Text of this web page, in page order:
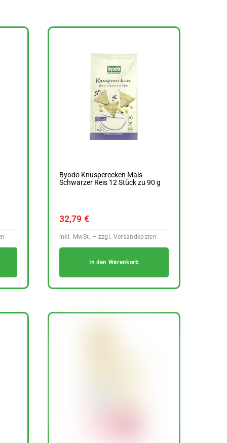
Byodo Knusperecken Mais-
Schwarzer Reis 12 Stück zu 90 g
32,79 €
In den Warenkorb